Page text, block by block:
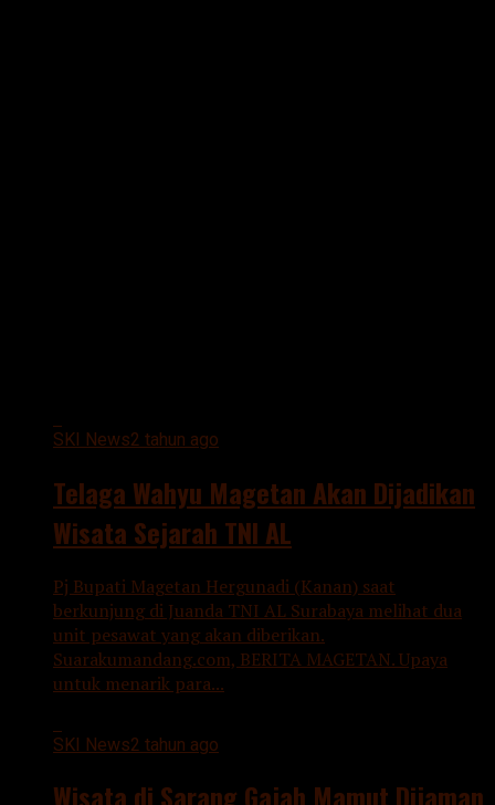
SKI News2 tahun ago
Telaga Wahyu Magetan Akan Dijadikan
Wisata Sejarah TNI AL
Pj Bupati Magetan Hergunadi (Kanan) saat
berkunjung di Juanda TNI AL Surabaya melihat dua
unit pesawat yang akan diberikan.
Suarakumandang.com, BERITA MAGETAN. Upaya
untuk menarik para...
SKI News2 tahun ago
Wisata di Sarang Gajah Mamut Dijaman